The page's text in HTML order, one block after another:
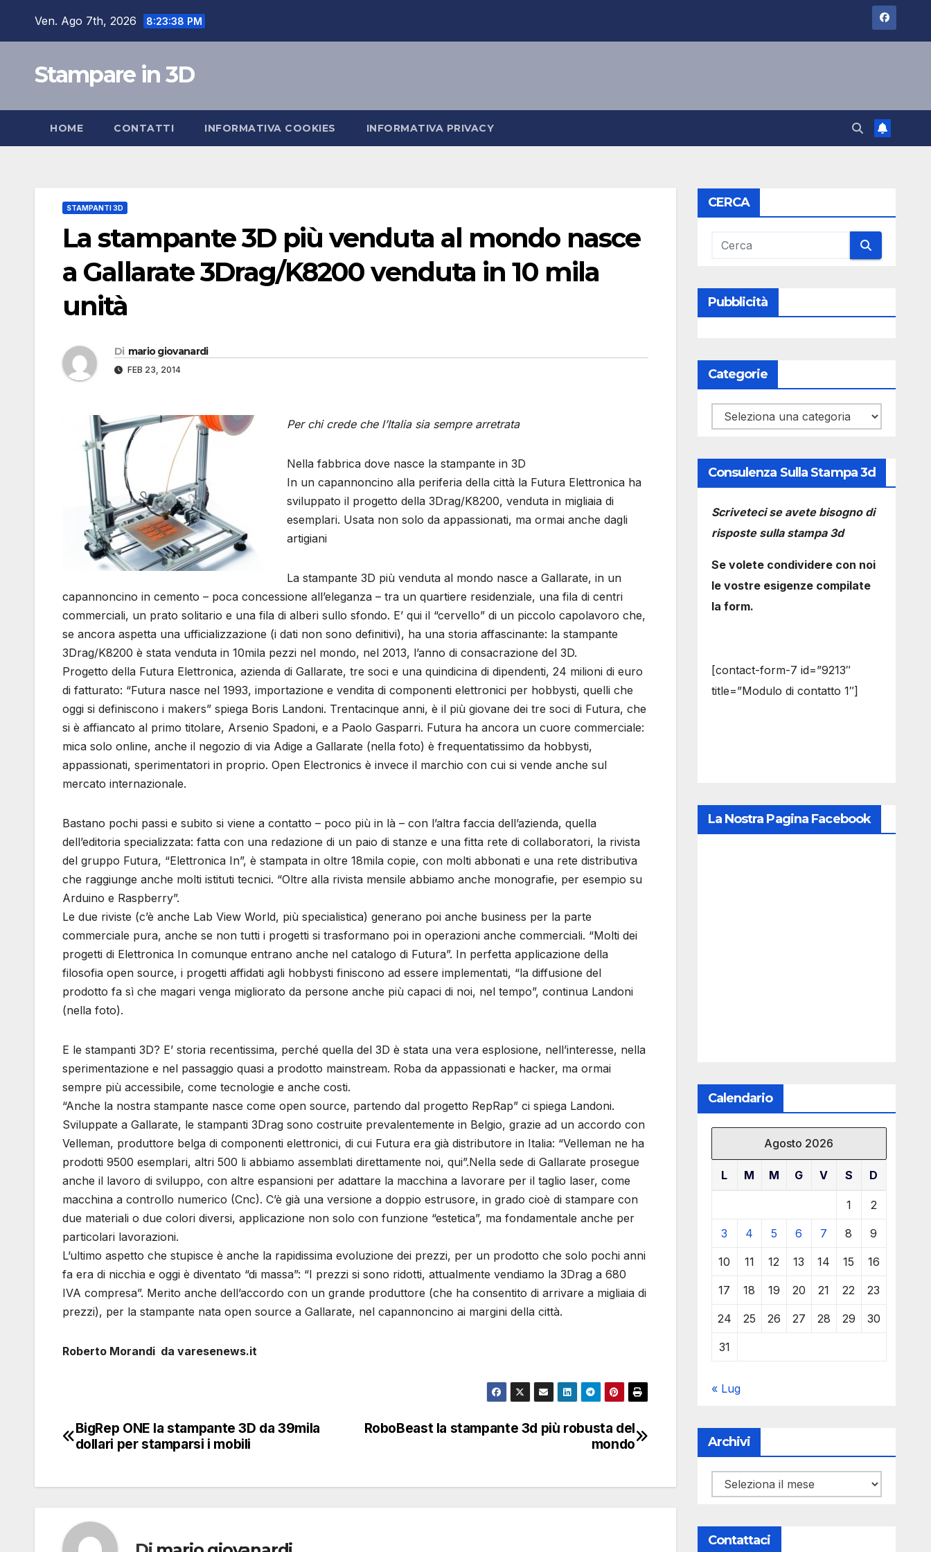
Ven. Ago 7th, 2026 8:23:39 PM
Stampare in 3D
HOME CONTATTI INFORMATIVA COOKIES INFORMATIVA PRIVACY
STAMPANTI 3D
La stampante 3D più venduta al mondo nasce
a Gallarate 3Drag/K8200 venduta in 10 mila
unità
Di mario giovanardi
FEB 23, 2014
Per chi crede che l’Italia sia sempre arretrata
Nella fabbrica dove nasce la stampante in 3D
In un capannoncino alla periferia della città la Futura Elettronica ha
sviluppato il progetto della 3Drag/K8200, venduta in migliaia di
esemplari. Usata non solo da appassionati, ma ormai anche dagli
artigiani
La stampante 3D più venduta al mondo nasce a Gallarate, in un
capannoncino in cemento – poca concessione all’eleganza – tra un quartiere residenziale, una fila di centri
commerciali, un prato solitario e una fila di alberi sullo sfondo. E’ qui il “cervello” di un piccolo capolavoro che,
se ancora aspetta una ufficializzazione (i dati non sono definitivi), ha una storia affascinante: la stampante
3Drag/K8200 è stata venduta in 10mila pezzi nel mondo, nel 2013, l’anno di consacrazione del 3D.
Progetto della Futura Elettronica, azienda di Gallarate, tre soci e una quindicina di dipendenti, 24 milioni di euro
di fatturato: “Futura nasce nel 1993, importazione e vendita di componenti elettronici per hobbysti, quelli che
oggi si definiscono i makers” spiega Boris Landoni. Trentacinque anni, è il più giovane dei tre soci di Futura, che
si è affiancato al primo titolare, Arsenio Spadoni, e a Paolo Gasparri. Futura ha ancora un cuore commerciale:
mica solo online, anche il negozio di via Adige a Gallarate (nella foto) è frequentatissimo da hobbysti,
appassionati, sperimentatori in proprio. Open Electronics è invece il marchio con cui si vende anche sul
mercato internazionale.
Bastano pochi passi e subito si viene a contatto – poco più in là – con l’altra faccia dell’azienda, quella
dell’editoria specializzata: fatta con una redazione di un paio di stanze e una fitta rete di collaboratori, la rivista
del gruppo Futura, “Elettronica In”, è stampata in oltre 18mila copie, con molti abbonati e una rete distributiva
che raggiunge anche molti istituti tecnici. “Oltre alla rivista mensile abbiamo anche monografie, per esempio su
Arduino e Raspberry”.
Le due riviste (c’è anche Lab View World, più specialistica) generano poi anche business per la parte
commerciale pura, anche se non tutti i progetti si trasformano poi in operazioni anche commerciali. “Molti dei
progetti di Elettronica In comunque entrano anche nel catalogo di Futura”. In perfetta applicazione della
filosofia open source, i progetti affidati agli hobbysti finiscono ad essere implementati, “la diffusione del
prodotto fa sì che magari venga migliorato da persone anche più capaci di noi, nel tempo”, continua Landoni
(nella foto).
E le stampanti 3D? E’ storia recentissima, perché quella del 3D è stata una vera esplosione, nell’interesse, nella
sperimentazione e nel passaggio quasi a prodotto mainstream. Roba da appassionati e hacker, ma ormai
sempre più accessibile, come tecnologie e anche costi.
“Anche la nostra stampante nasce come open source, partendo dal progetto RepRap” ci spiega Landoni.
Sviluppate a Gallarate, le stampanti 3Drag sono costruite prevalentemente in Belgio, grazie ad un accordo con
Velleman, produttore belga di componenti elettronici, di cui Futura era già distributore in Italia: “Velleman ne ha
prodotti 9500 esemplari, altri 500 li abbiamo assemblati direttamente noi, qui”.Nella sede di Gallarate prosegue
anche il lavoro di sviluppo, con altre espansioni per adattare la macchina a lavorare per il taglio laser, come
macchina a controllo numerico (Cnc). C’è già una versione a doppio estrusore, in grado cioè di stampare con
due materiali o due colori diversi, applicazione non solo con funzione “estetica”, ma fondamentale anche per
particolari lavorazioni.
L’ultimo aspetto che stupisce è anche la rapidissima evoluzione dei prezzi, per un prodotto che solo pochi anni
fa era di nicchia e oggi è diventato “di massa”: “I prezzi si sono ridotti, attualmente vendiamo la 3Drag a 680
IVA compresa”. Merito anche dell’accordo con un grande produttore (che ha consentito di arrivare a migliaia di
prezzi), per la stampante nata open source a Gallarate, nel capannoncino ai margini della città.
Roberto Morandi da varesenews.it
Navigazione
RoboBeast la stampante 3d più robusta del
mondo
BigRep ONE la stampante 3D da 39mila
dollari per stamparsi i mobili
CERCA
Pubblicità
Categorie
Categorie
Consulenza Sulla Stampa 3d
Scriveteci se avete bisogno di
risposte sulla stampa 3d
Se volete condividere con noi
le vostre esigenze compilate
la form.
[contact-form-7 id=”9213″
title=”Modulo di contatto 1″]
La Nostra Pagina Facebook
Calendario
Agosto 2026
L M M G V S D
1 2
3 4 5 6 7 8 9
10 11 12 13 14 15 16
17 18 19 20 21 22 23
24 25 26 27 28 29 30
31
« Lug
Archivi
Archivi
Contattaci